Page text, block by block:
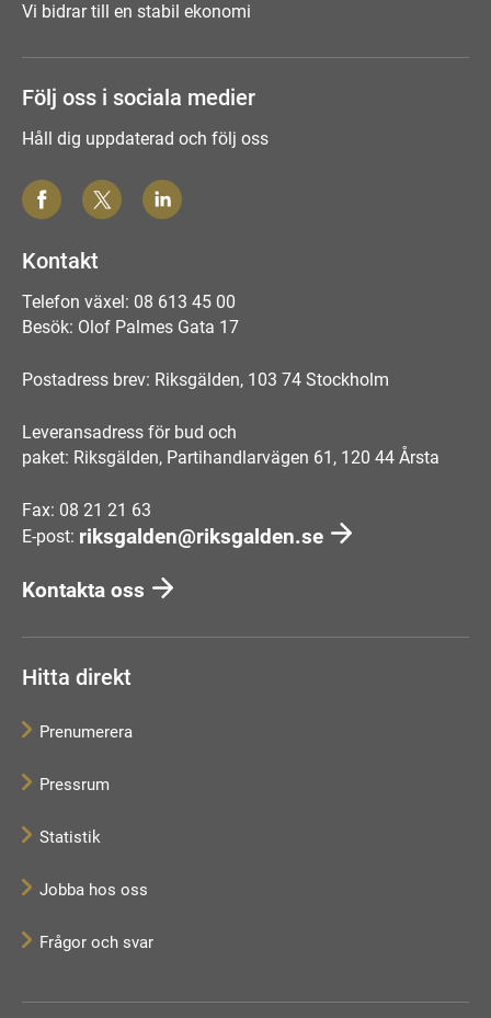
Vi bidrar till en stabil ekonomi
Följ oss i sociala medier
Håll dig uppdaterad och följ oss
Kontakt
Telefon växel: 08 613 45 00
Besök: Olof Palmes Gata 17
Postadress brev: Riksgälden, 103 74 Stockholm
Leveransadress för bud och
paket: Riksgälden, Partihandlarvägen 61, 120 44 Årsta
Fax: 08 21 21 63
E-post: riksgalden@riksgalden.se
Kontakta oss
Hitta direkt
Prenumerera
Pressrum
Statistik
Jobba hos oss
Frågor och svar